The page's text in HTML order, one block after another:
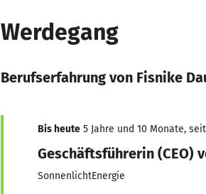
Werdegang
Berufserfahrung von Fisnike
Bis heute 5 Jahre und 10 Monate,
Geschäftsführerin (CEO)
SonnenlichtEnergie